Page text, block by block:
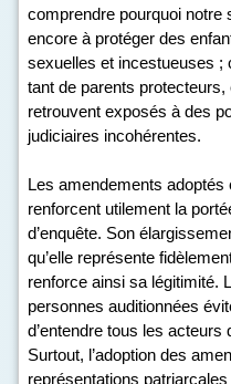
comprendre pourquoi notre
encore à protéger des
sexuelles et incestueuses ;
tant de parents
retrouvent exposés à des
judiciaires incohérentes.
Les amendements
renforcent utilement la
d’enquête. Son
qu’elle représente
renforce ainsi sa légitimité.
personnes auditionnées
d’entendre tous les acteurs
Surtout, l’adoption des
représentations